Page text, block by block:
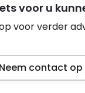
voor u
voor verder
Neem contact op